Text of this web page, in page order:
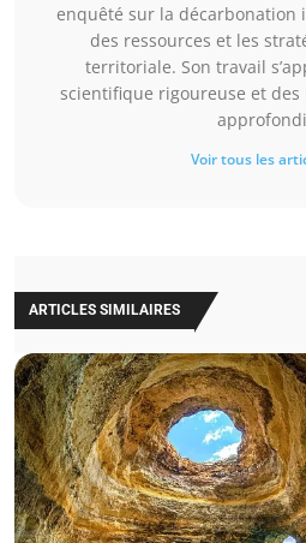
enquêté sur la décarbonation
des ressources et les
territoriale. Son travail
scientifique rigoureuse et
Voir tous les
ARTICLES SIMILAIRES